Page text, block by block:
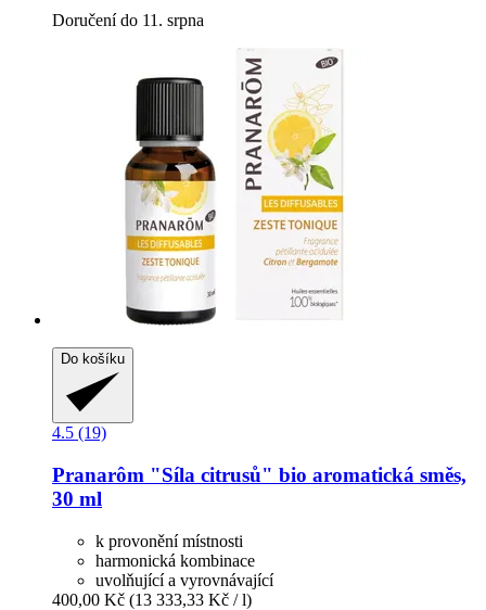
Doručení do 11. srpna
Do košíku
4.5 (19)
Pranarôm "Síla citrusů" bio aromatická směs,
30 ml
k provonění místnosti
harmonická kombinace
uvolňující a vyrovnávající
400,00 Kč (13 333,33 Kč / l)